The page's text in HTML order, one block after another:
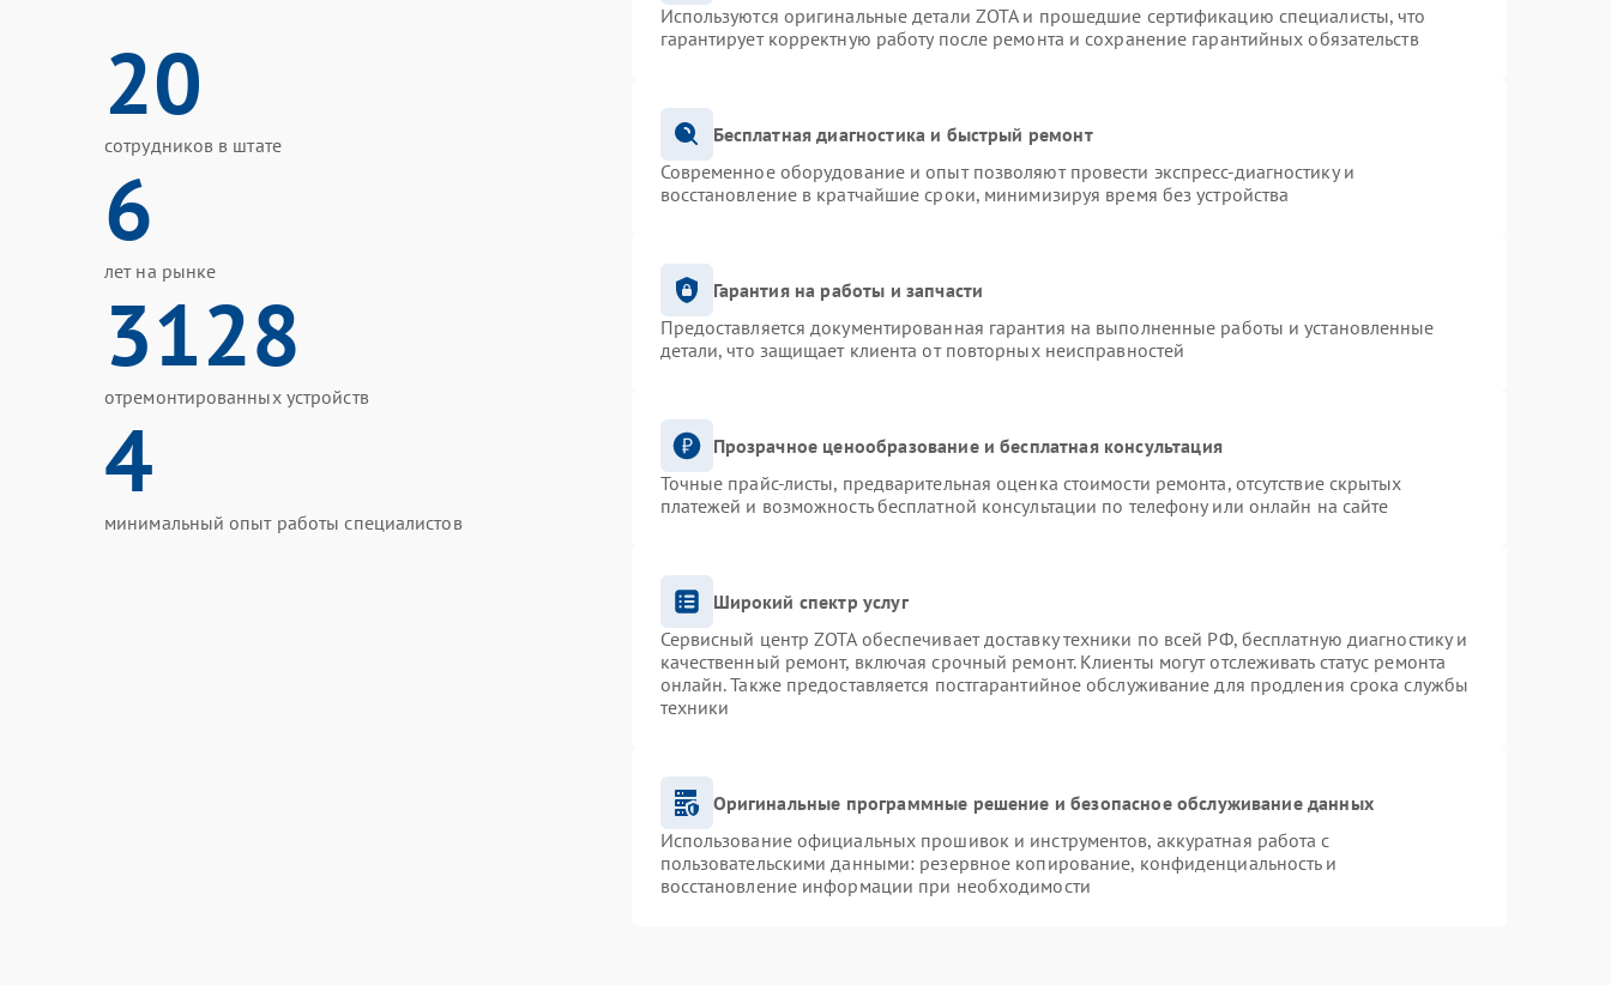
20
сотрудников в штате
6
лет на рынке
3128
отремонтированных устройств
4
минимальный опыт работы специалистов
Используются оригинальные детали ZOTA и прошедшие сертификацию специалисты, что
гарантирует корректную работу после ремонта и сохранение гарантийных обязательств
Бесплатная диагностика и быстрый ремонт
Современное оборудование и опыт позволяют провести экспресс-диагностику и
восстановление в кратчайшие сроки, минимизируя время без устройства
Гарантия на работы и запчасти
Предоставляется документированная гарантия на выполненные работы и установленные
детали, что защищает клиента от повторных неисправностей
Прозрачное ценообразование и бесплатная консультация
Точные прайс-листы, предварительная оценка стоимости ремонта, отсутствие скрытых
платежей и возможность бесплатной консультации по телефону или онлайн на сайте
Широкий спектр услуг
Сервисный центр ZOTA обеспечивает доставку техники по всей РФ, бесплатную диагностику и
качественный ремонт, включая срочный ремонт. Клиенты могут отслеживать статус ремонта
онлайн. Также предоставляется постгарантийное обслуживание для продления срока службы
техники
Оригинальные программные решение и безопасное обслуживание данных
Использование официальных прошивок и инструментов, аккуратная работа с
пользовательскими данными: резервное копирование, конфиденциальность и
восстановление информации при необходимости